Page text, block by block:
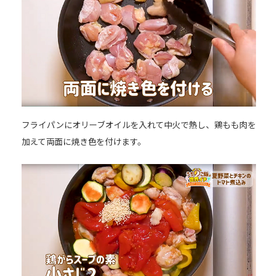
フライパンにオリーブオイルを入れて中火で熱し、鶏もも肉を
加えて両面に焼き色を付けます。